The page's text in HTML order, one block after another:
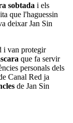
sobtada i els
que l'haguessin
deixar Jan Sin
i van protegir
que fa servir
personals dels
Canal Red ja
de Jan Sin